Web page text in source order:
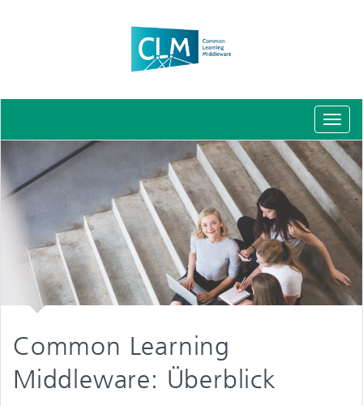
Common Learning
Middleware: Überblick